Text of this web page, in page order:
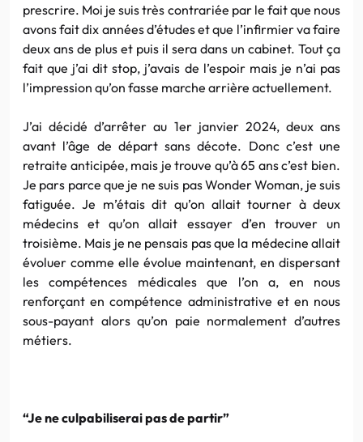
prescrire. Moi je suis très contrariée par le fait que nous
avons fait dix années d’études et que l’infirmier va faire
deux ans de plus et puis il sera dans un cabinet. Tout ça
fait que j’ai dit stop, j’avais de l’espoir mais je n’ai pas
l’impression qu’on fasse marche arrière actuellement.
J’ai décidé d’arrêter au 1er janvier 2024, deux ans
avant l’âge de départ sans décote. Donc c’est une
retraite anticipée, mais je trouve qu’à 65 ans c’est bien.
Je pars parce que je ne suis pas Wonder Woman, je suis
fatiguée. Je m’étais dit qu’on allait tourner à deux
médecins et qu’on allait essayer d’en trouver un
troisième. Mais je ne pensais pas que la médecine allait
évoluer comme elle évolue maintenant, en dispersant
les compétences médicales que l’on a, en nous
renforçant en compétence administrative et en nous
sous-payant alors qu’on paie normalement d’autres
métiers.
“Je ne culpabiliserai pas de partir”